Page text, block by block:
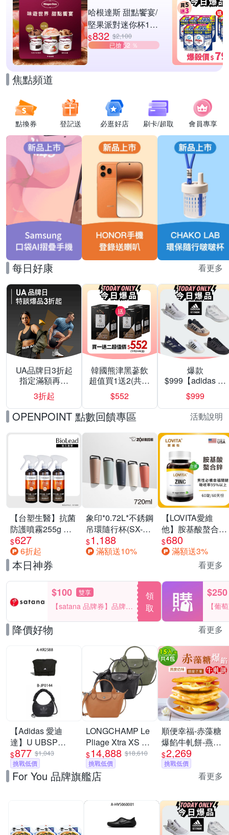
哈根達斯 甜點饗宴/
堅果派對迷你杯16
入組 任選
$832 $2,100
已搶 52 ％
焦點頻道
點換券 登記送 必逛好店 刷卡/超取 會員專享
每日好康 看更多
UA品牌日3折起
指定滿額再折
200
3折起
韓國熊津黑蔘飲
超值買1送2(共24
入組)
$552
爆款
$999【adidas 愛
迪達】男/女 精選
運動鞋休閒鞋 任
選均一價
$999
OPENPOINT 點數回饋專區 活動說明
【台塑生醫】抗菌
防護噴霧255g 三
入組
$627
6折起
象印*0.72L*不銹鋼
吊環隨行杯(SX-
LA72H)
$1,188
滿額送10%
【LOVITA愛維
他】胺基酸螯合鋅
x2瓶30mg素食錠
(鋅錠)
$680
滿額送3%
本日神券 看更多
$100 雙享
【satana 品牌券】品牌週
領
取
$250
【葡
降價好物 看更多
【Adidas 愛迪
達】U UBSP
CSBD BAG 斜背
包 男女 A-KR2588
B-JP0144
$877 $1,043
挑戰低價
LONGCHAMP Le
Pliage Xtra XS 奔
馬烙印牛皮斜背水
餃包-多色可選
$14,888 $18,610
挑戰低價
順便幸福-赤藻糖
爆餡牛軋餅-燕麥
奶味x2包+戀夏芒
果x2包(果乾 下午
$2,269
挑戰低價
For You 品牌旗艦店 看更多